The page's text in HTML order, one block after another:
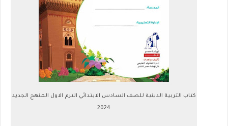
كتاب التربية الدينية للصف السادس الابتدائي الترم الاول المنهج الجديد
2024